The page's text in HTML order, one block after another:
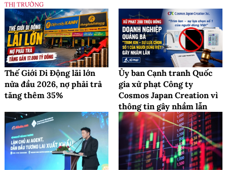
THỊ TRƯỜNG
Thế Giới Di Động lãi lớn
nửa đầu 2026, nợ phải trả
tăng thêm 35%
Ủy ban Cạnh tranh Quốc
gia xử phạt Công ty
Cosmos Japan Creation vì
thông tin gây nhầm lẫn